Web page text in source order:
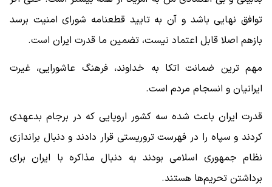
توافق نهایی باشد و آن به تایید قطعنامه شورای امنیت برسد
بازهم اصلا قابل اعتماد نیست، تضمین ما قدرت ایران است.
مهم ترین ضمانت اتکا به خداوند، فرهنگ عاشورایی، غیرت
ایرانیان و انسجام مردم است.
قدرت ایران باعث شده سه کشور اروپایی که در برجام بدعهدی
کردند و سپاه را در فهرست تروریستی قرار دادند و دنبال براندازی
نظام جمهوری اسلامی بودند به دنبال مذاکره با ایران برای
برداشتن تحریم‌ها هستند.